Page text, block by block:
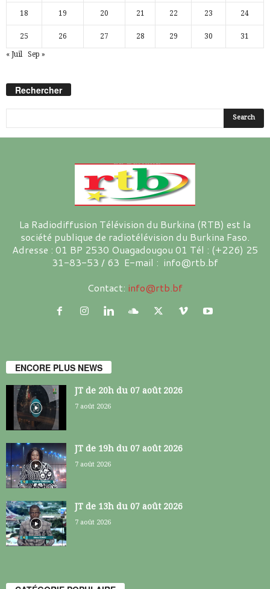
18 19 20 21 22 23 24
25 26 27 28 29 30 31
« Juil Sep »
Rechercher
La Radiodiffusion Télévision du Burkina (RTB) est la
société publique de radiotélévision du Burkina Faso.
Adresse : 01 BP 2530 Ouagadougou 01 Tél : (+226) 25
31-83-53 / 63 E-mail : info@rtb.bf
Contact: info@rtb.bf
ENCORE PLUS NEWS
JT de 20h du 07 août 2026
7 août 2026
JT de 19h du 07 août 2026
7 août 2026
JT de 13h du 07 août 2026
7 août 2026